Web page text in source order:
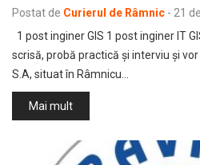
Postat de Curierul de Râmnic - 21
1 post inginer GIS 1 post inginer IT
scrisă, probă practică și interviu și vor
S.A, situat în Râmnicu…
Mai mult